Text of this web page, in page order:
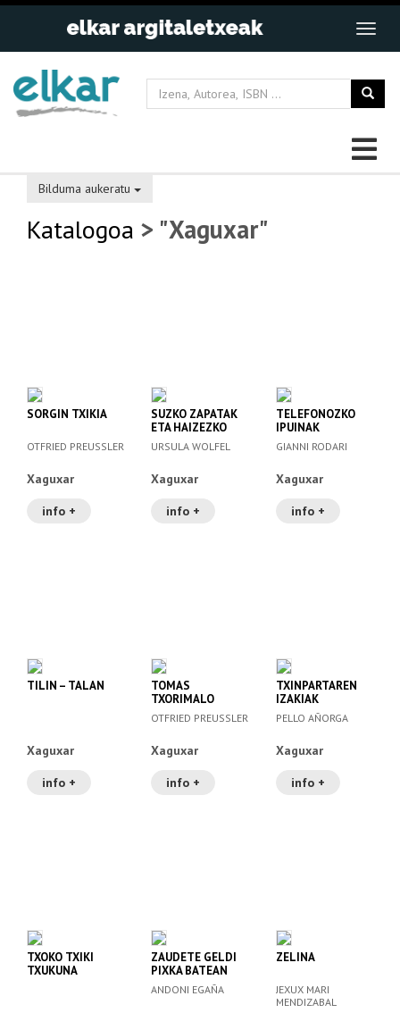
Bilduma aukeratu
Katalogoa > "Xaguxar"
SORGIN TXIKIA
OTFRIED PREUSSLER
Xaguxar
info +
SUZKO ZAPATAK
ETA HAIZEZKO
SANDALIAK
URSULA WOLFEL
Xaguxar
info +
TELEFONOZKO
IPUINAK
GIANNI RODARI
Xaguxar
info +
TILIN – TALAN
Xaguxar
info +
TOMAS
TXORIMALO
OTFRIED PREUSSLER
Xaguxar
info +
TXINPARTAREN
IZAKIAK
PELLO AÑORGA
Xaguxar
info +
TXOKO TXIKI
TXUKUNA
ZAUDETE GELDI
PIXKA BATEAN
ANDONI EGAÑA
ZELINA
JEXUX MARI
MENDIZABAL